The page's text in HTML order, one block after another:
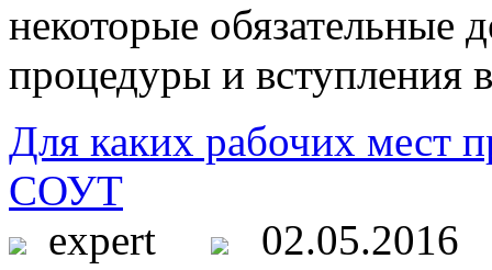
некоторые обязательные
процедуры и вступления
Для каких рабочих мест
СОУТ
expert
02.05.2016